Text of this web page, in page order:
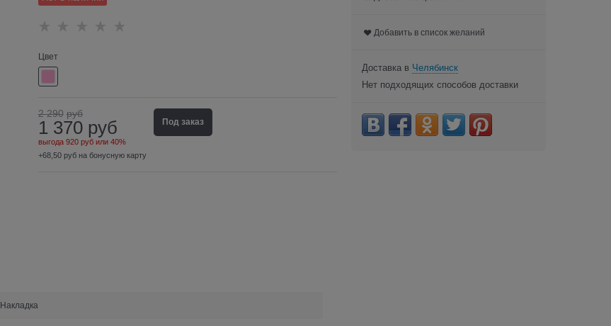
Цвет
2 290 руб
1 370 руб
выгода 920 рубили 40%
+68,50 руб на бонусную карту
Под заказ
Накладка
Добавить в список желаний
Доставка в Челябинск
Нет подходящих способов доставки